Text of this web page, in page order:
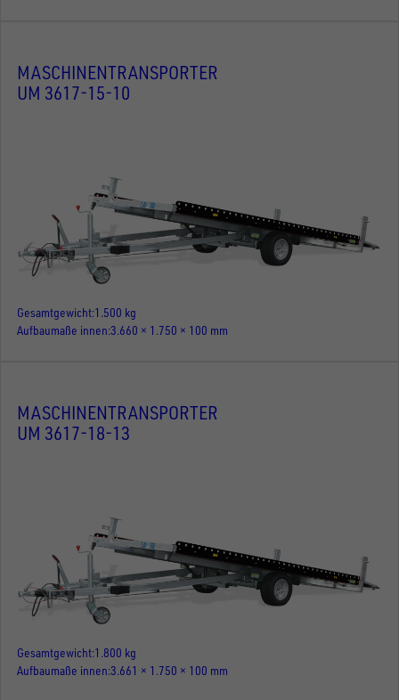
MASCHINENTRANSPORTER
UM 3617-15-10
Gesamtgewicht 1.500 kg
Aufbaumaße innen 3.660 × 1.750 × 100 mm
MASCHINENTRANSPORTER
UM 3617-18-13
Gesamtgewicht 1.800 kg
Aufbaumaße innen 3.661 × 1.750 × 100 mm